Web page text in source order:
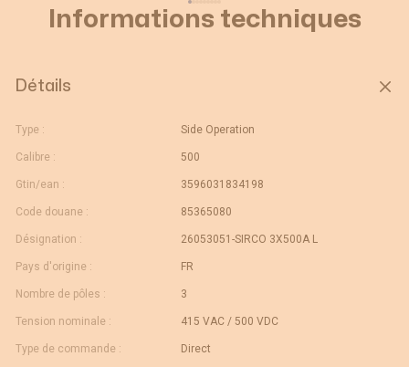
Informations techniques
Détails
Type : Side Operation
Calibre : 500
Gtin/ean : 3596031834198
Code douane : 85365080
Désignation : 26053051-SIRCO 3X500A L
Pays d'origine : FR
Nombre de pôles : 3
Tension nominale : 415 VAC / 500 VDC
Type de commande : Direct